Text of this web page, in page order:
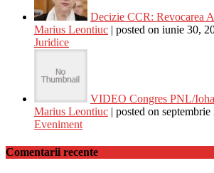
Decizie CCR: Revocarea
Marius Leontiuc | posted on iunie 30,
Juridice
VIDEO Congres PNL/
Marius Leontiuc | posted on septembrie
Eveniment
Comentarii recente